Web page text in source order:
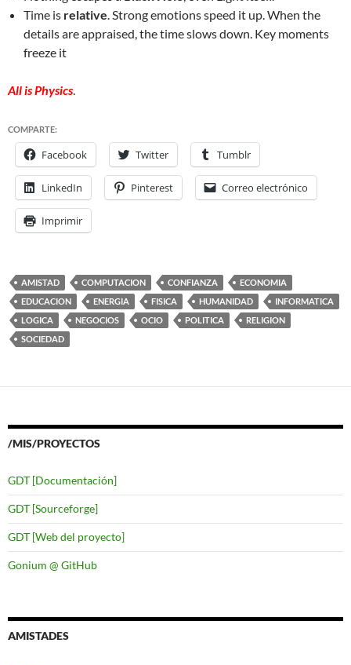
Time is relative. Strong emotions speed it up. When the
details are appraised, the time slows down. Key moments
freeze it
All is Physics.
COMPARTE:
Facebook Twitter Tumblr
LinkedIn Pinterest Correo electrónico
Imprimir
AMISTAD COMPUTACION CONFIANZA
ECONOMIA
EDUCACION
ENERGIA FISICA HUMANIDAD
INFORMATICA
LOGICA
NEGOCIOS OCIO POLITICA
RELIGION
SOCIEDAD
/MIS/PROYECTOS
GDT [Documentación]
GDT [Sourceforge]
GDT [Web del proyecto]
Gonium @ GitHub
AMISTADES